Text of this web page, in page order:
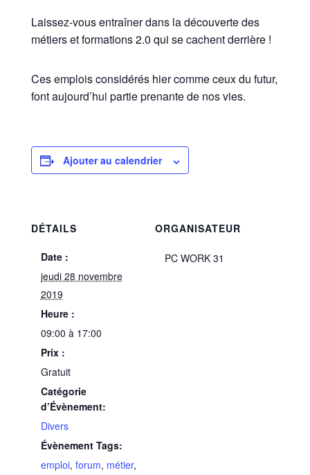
Laissez-vous entraîner dans la découverte des
métiers et formations 2.0 qui se cachent derrière !
Ces emplois considérés hier comme ceux du futur,
font aujourd’hui partie prenante de nos vies.
Ajouter au calendrier
DÉTAILS
Date :
jeudi 28 novembre
2019
Heure :
09:00 à 17:00
Prix :
Gratuit
Catégorie
d’Évènement:
Divers
Évènement Tags:
emploi, forum, métier,
ORGANISATEUR
PC WORK 31